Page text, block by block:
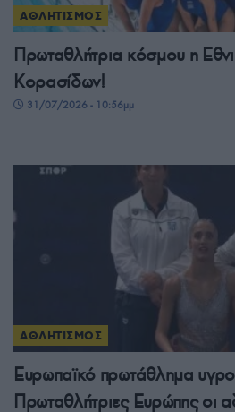
ΑΘΛΗΤΙΣΜΟΣ
Πρωταθλήτρια κόσμου η
Κορασίδων!
31/07/2026 - 10:56μμ
ΑΘΛΗΤΙΣΜΟΣ
Ευρωπαϊκό πρωτάθλημα
Πρωταθλήτριες Ευρώπης οι